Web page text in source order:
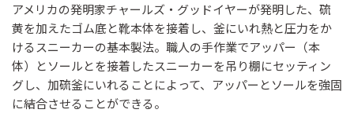
アメリカの発明家チャールズ・グッドイヤーが発明した、硫
黄を加えたゴム底と靴本体を接着し、釜にいれ熱と圧力をか
けるスニーカーの基本製法。職人の手作業でアッパー（本
体）とソールとを接着したスニーカーを吊り棚にセッティン
グし、加硫釜にいれることによって、アッパーとソールを強固
に結合させることができる。